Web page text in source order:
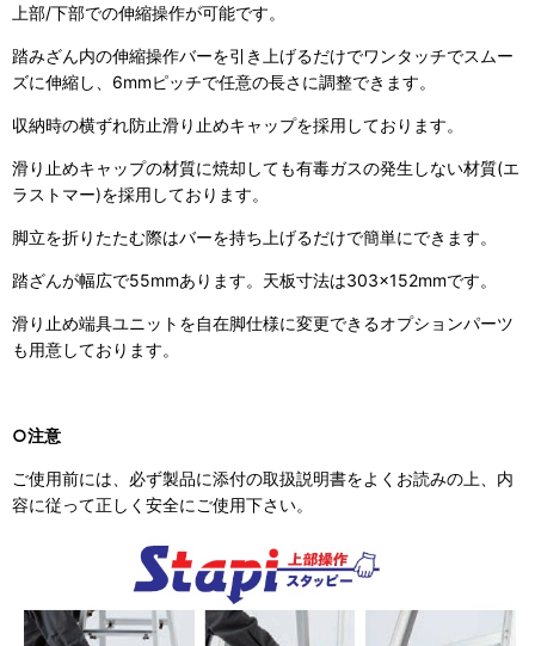
上部/下部での伸縮操作が可能です。
踏みざん内の伸縮操作バーを引き上げるだけでワンタッチでスムー
ズに伸縮し、6mmピッチで任意の長さに調整できます。
収納時の横ずれ防止滑り止めキャップを採用しております。
滑り止めキャップの材質に焼却しても有毒ガスの発生しない材質(エ
ラストマー)を採用しております。
脚立を折りたたむ際はバーを持ち上げるだけで簡単にできます。
踏ざんが幅広で55mmあります。天板寸法は303×152mmです。
滑り止め端具ユニットを自在脚仕様に変更できるオプションパーツ
も用意しております。
○注意
ご使用前には、必ず製品に添付の取扱説明書をよくお読みの上、内
容に従って正しく安全にご使用下さい。